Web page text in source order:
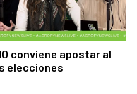
conviene apostar al
elecciones